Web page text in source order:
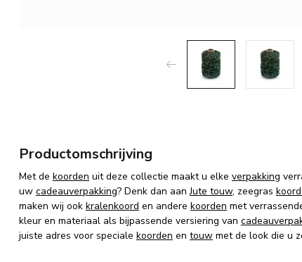
Productomschrijving
Met de koorden uit deze collectie maakt u elke verpakking
uw cadeauverpakking? Denk dan aanJute touw, zeegras
maken wij ook kralenkoord en andere koorden met
kleur en materiaal als bijpassende versiering van
juiste adres voor speciale koorden en touw met de look die u